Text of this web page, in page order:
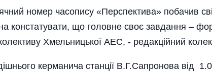
номер часопису «Перспектива» побачив
констатувати, що головне своє завдання –
колективу Хмельницької АЕС, - редакційний
керманича станції В.Г.Сапронова від